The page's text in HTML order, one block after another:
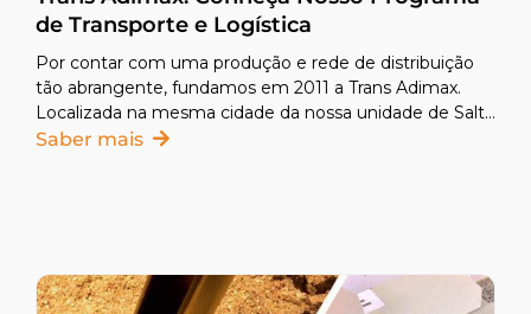
de Transporte e Logística
Por contar com uma produção e rede de distribuição
tão abrangente, fundamos em 2011 a Trans Adimax.
Localizada na mesma cidade da nossa unidade de Salto
de Pirapora/SP, a Trans Adimax tem um time de
Saber mais